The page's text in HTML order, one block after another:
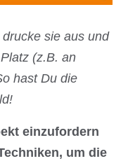
sie aus und
(z.B. an
hast Du die
einzufordern
um die